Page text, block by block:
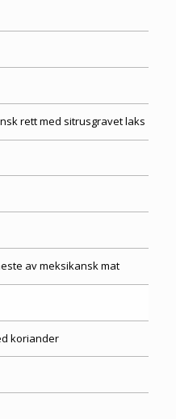
rett med sitrusgravet laks
av meksikansk mat
koriander